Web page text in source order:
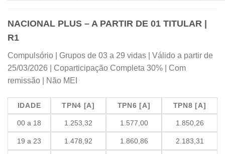
NACIONAL PLUS – A PARTIR DE 01 TITULAR |
R1
Compulsório | Grupos de 03 a 29 vidas | Válido a partir de
25/03/2026 | Coparticipação Completa 30% | Com
remissão | Não MEI
IDADE TPN4 [A] TPN6 [A] TPN8 [A]
00 a 18 1.253,32 1.577,00 1.850,26
19 a 23 1.478,92 1.860,86 2.183,31